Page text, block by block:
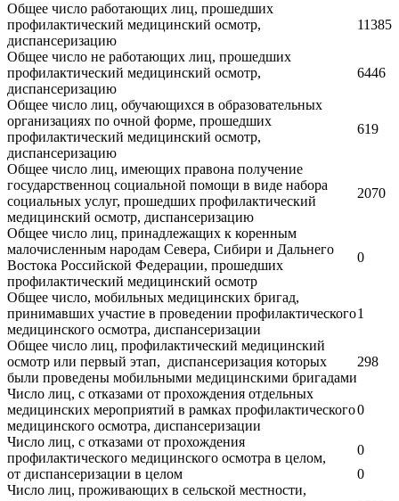
Общее число работающих лиц, прошедших
профилактический медицинский осмотр,
диспансеризацию
11385
Общее число не работающих лиц, прошедших
профилактический медицинский осмотр,
диспансеризацию
6446
Общее число лиц, обучающихся в образовательных
организациях по очной форме, прошедших
профилактический медицинский осмотр,
диспансеризацию
619
Общее число лиц, имеющих правона получение
государственноц социальной помощи в виде набора
социальных услуг, прошедших профилактический
медицинский осмотр, диспансеризацию
2070
Общее число лиц, принадлежащих к коренным
малочисленным народам Севера, Сибири и Дальнего
Востока Российской Федерации, прошедших
профилактический медицинский осмотр
0
Общее число, мобильных медицинских бригад,
принимавших участие в проведении профилактического
медицинского осмотра, диспансеризации
1
Общее число лиц, профилактический медицинский
осмотр или первый этап, диспансеризация которых
были проведены мобильными медицинскими бригадами
298
Число лиц, с отказами от прохождения отдельных
медицинских мероприятий в рамках профилактического
медицинского осмотра, диспансеризации
0
Число лиц, с отказами от прохождения
профилактического медицинского осмотра в целом,
0
от диспансеризации в целом
0
Число лиц, проживающих в сельской местности,